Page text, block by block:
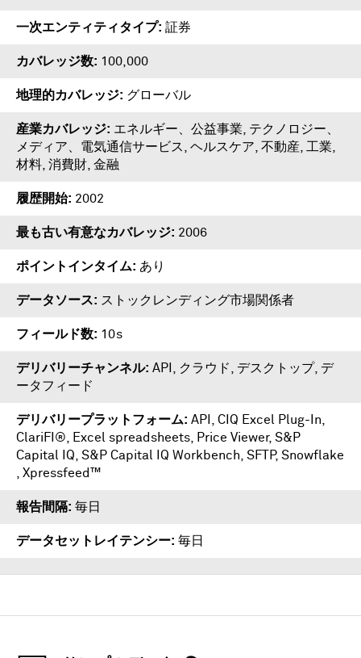
一次エンティティタイプ 証券
カバレッジ数 100,000
地理的カバレッジ グローバル
産業カバレッジ
エネルギー、公益事業, テクノロジー、
メディア、電気通信サービス, ヘルスケア, 不動産, 工業,
材料, 消費財, 金融
履歴開始 2002
最も古い有意なカバレッジ 2006
ポイントインタイム あり
データソース ストックレンディング市場関係者
フィールド数 10s
デリバリーチャンネル API, クラウド, デスクトップ, デ
ータフィード
デリバリープラットフォーム API CIQ Excel Plug-In
ClariFI®
Excel spreadsheets Price Viewer, S&P
Capital IQ S&P Capital IQ Workbench SFTP, Snowflake
Xpressfeed™
報告間隔 毎日
データセットレイテンシー 毎日